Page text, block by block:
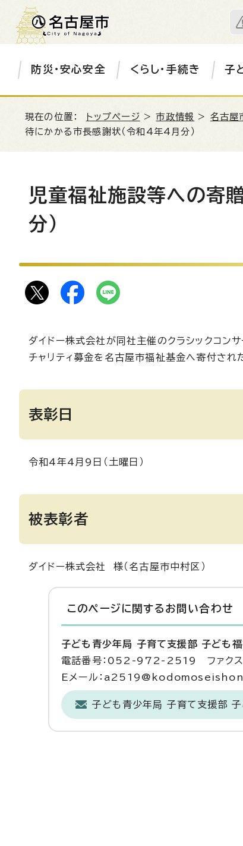
防災・安心安全 くらし・手続き 子
現在の位置： トップページ >市政情報 > 名古屋
待にかかる市長感謝状（令和4年4月分）
児童福祉施設等への寄
分）
ダイドー株式会社が同社主催のクラシックコン
チャリティ募金を名古屋市福祉基金へ寄付され
表彰日
令和4年4月9日（土曜日）
被表彰者
ダイドー株式会社 様（名古屋市中村区）
このページに関する お問い合わせ
子ども青少年局 子育て支援部 子ども
電話番号：052-972-2519 ファク
Eメール：
子ども青少年局 子育て支援部